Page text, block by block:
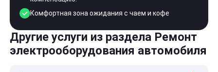
Комфортная зона ожидания с чаем и кофе
Другие услуги из раздела Ремонт
электрооборудования автомобиля